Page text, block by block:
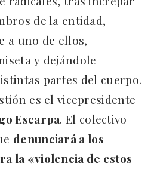
de la entidad,
a uno de ellos,
y dejándole
partes del cuerpo.
es el vicepresidente
Escarpa. El colectivo
denunciará a los
la «violencia de estos